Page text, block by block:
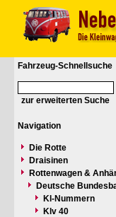
Fahrzeug-Schnellsuche
zur erweiterten Suche
Navigation
Die Rotte
Draisinen
Rottenwagen &
Deutsche
Kl-Nummern
Klv 40